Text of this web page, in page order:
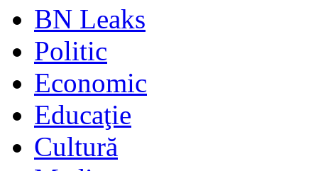
BN Leaks
Politic
Economic
Educaţie
Cultură